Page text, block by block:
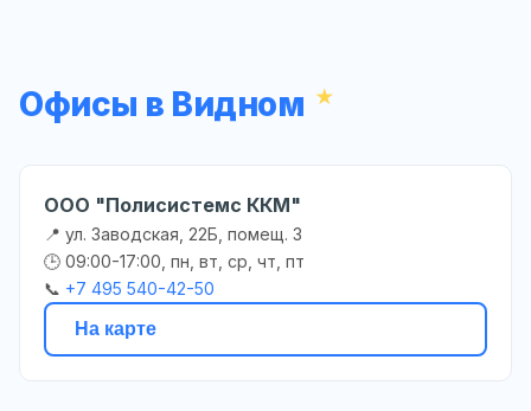
Офисы в Видном
ООО "Полисистемс ККМ"
📍 ул. Заводская, 22Б, помещ. 3
🕒 09:00-17:00, пн, вт, ср, чт, пт
📞 +7 495 540-42-50
На карте